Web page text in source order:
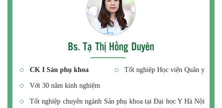
Bs. Tạ Thị Hồng Duyên
CK I Sản phụ khoa Tốt nghiệp Học viện Quân y
Với 30 năm kinh nghiệm
Tốt nghiệp chuyên ngành Sản phụ khoa tại Đại học Y Hà Nội